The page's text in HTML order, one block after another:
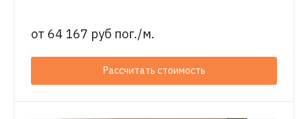
от 64 167 руб пог./м.
Рассчитать стоимость